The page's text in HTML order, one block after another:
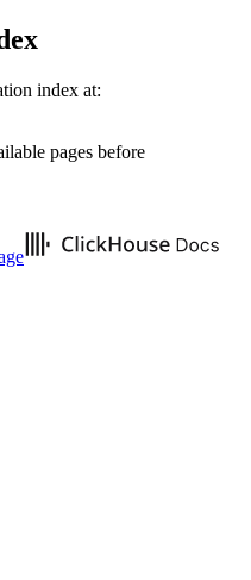
index at:
pages before